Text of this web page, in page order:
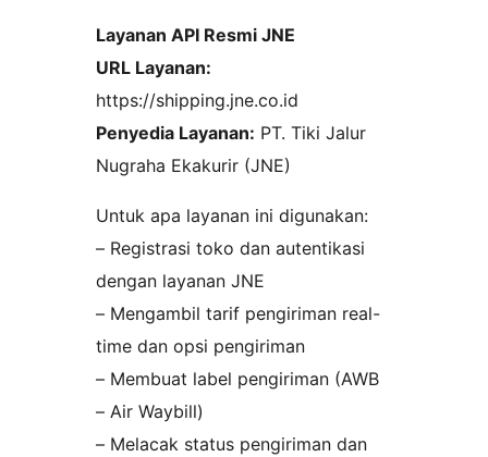
Layanan API Resmi JNE
URL Layanan:
https://shipping.jne.co.id
Penyedia Layanan: PT. Tiki Jalur
Nugraha Ekakurir (JNE)
Untuk apa layanan ini digunakan:
– Registrasi toko dan autentikasi
dengan layanan JNE
– Mengambil tarif pengiriman real-
time dan opsi pengiriman
– Membuat label pengiriman (AWB
– Air Waybill)
– Melacak status pengiriman dan